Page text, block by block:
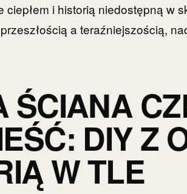
ciepłem i historią niedostępną w
a teraźniejszością,
ŚCIANA
DIY Z
W TLE